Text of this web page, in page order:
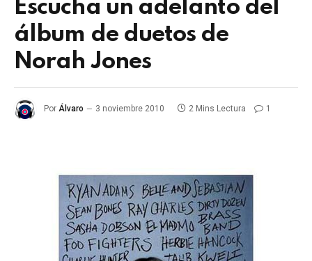
Escucha un adelanto del
álbum de duetos de
Norah Jones
Por Álvaro 3 noviembre 2010 2 Mins Lectura 1